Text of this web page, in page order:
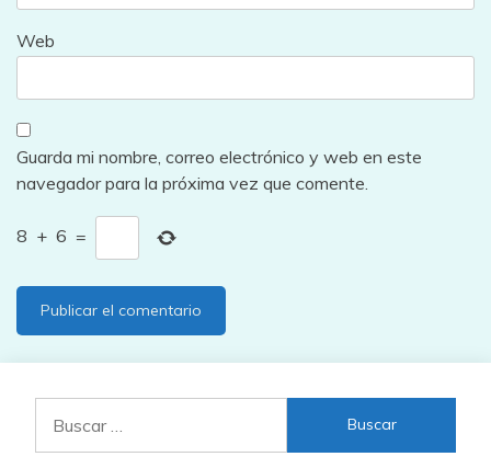
Web
Guarda mi nombre, correo electrónico y web en este
navegador para la próxima vez que comente.
8 + 6 =